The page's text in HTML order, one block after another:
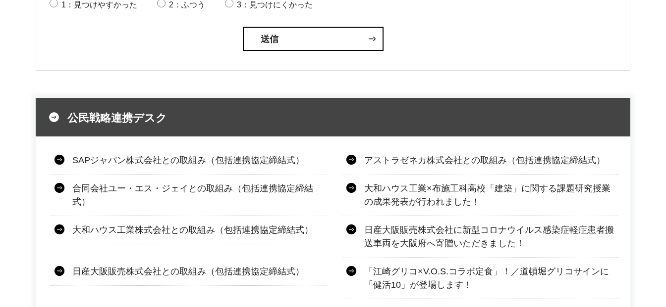
1：見つけやすかった 2：ふつう 3：見つけにくかった
公民戦略連携デスク
SAPジャパン株式会社との取組み（包括連携協定締結式） アストラゼネカ株式会社との取組み（包括連携協定締結式）
合同会社ユー・エス・ジェイとの取組み（包括連携協定締結
式）
大和ハウス工業×布施工科高校「建築」に関する課題研究授業
の成果発表が行われました！
大和ハウス工業株式会社との取組み（包括連携協定締結式）
日産大阪販売株式会社に新型コロナウイルス感染症軽症患者搬
送車両を大阪府へ寄贈いただきました！
日産大阪販売株式会社との取組み（包括連携協定締結式）
「江崎グリコ×V.O.S.コラボ定食」！／道頓堀グリコサインに
「健活10」が登場します！